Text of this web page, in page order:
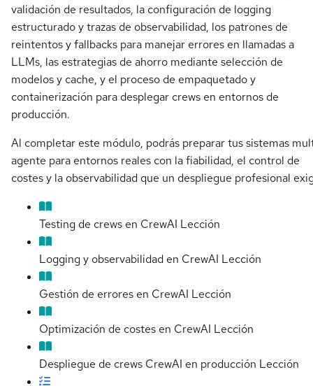
validación de resultados, la configuración de logging
estructurado y trazas de observabilidad, los patrones de
reintentos y fallbacks para manejar errores en llamadas a
LLMs, las estrategias de ahorro mediante selección de
modelos y cache, y el proceso de empaquetado y
containerización para desplegar crews en entornos de
producción.
Al completar este módulo, podrás preparar tus sistemas
agente para entornos reales con la fiabilidad, el control de
costes y la observabilidad que un despliegue profesional
Testing de crews en CrewAI Lección
Logging y observabilidad en CrewAI Lección
Gestión de errores en CrewAI Lección
Optimización de costes en CrewAI Lección
Despliegue de crews CrewAI en producción Lección